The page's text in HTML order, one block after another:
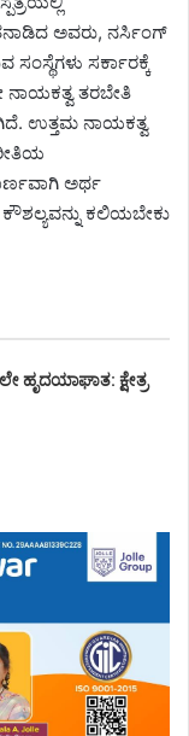
ಅವರು, ನರ್ಸಿಂಗ್
ಸರ್ಕಾರಕ್ಕೆ
ತರಬೇತಿ
ಉತ್ತಮ ನಾಯಕತ್ವ
ಅರ್ಥ
ಕಲಿಯಬೇಕು
ಹೃದಯಾಘಾತ: ಕ್ಷೇತ್ರ